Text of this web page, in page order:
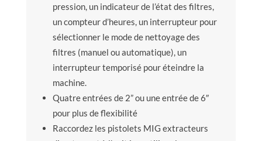
pression, un indicateur de l’état des filtres,
un compteur d’heures, un interrupteur pour
sélectionner le mode de nettoyage des
filtres (manuel ou automatique), un
interrupteur temporisé pour éteindre la
machine.
Quatre entrées de 2” ou une entrée de 6″
pour plus de flexibilité
Raccordez les pistolets MIG extracteurs